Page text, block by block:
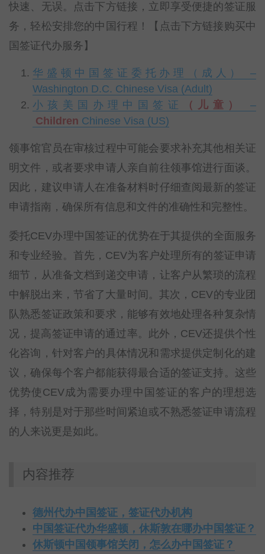
快速、无误。点击下方链接，立即享受便捷的签证服
务，轻松安排您的中国行程！【点击下方链接购买中
国签证代办服务】
华盛顿中国签证委托办理（成人） –
Washington D.C. Chinese Visa (Adult)
小孩美国办理中国签证
（儿童）
–
Children Chinese Visa (US)
领事馆官员在审核过程中可能会要求补充其他相关证
明文件，或者要求申请人亲自前往领事馆进行面谈。
因此，建议申请人在准备材料时仔细查阅最新的签证
申请指南，确保所有信息和文件的准确性和完整性。
委托CEV办理中国签证的优势在于其提供的全面服务
和专业经验。首先，CEV为客户处理所有的签证申请
细节，从准备文档到递交申请，让客户从繁琐的流程
中解脱出来，节省了大量时间。其次，CEV的专业团
队熟悉签证政策和要求，能够有效地处理各种复杂情
况，提高签证申请的通过率。此外，CEV还提供个性
化咨询，针对客户的具体情况和需求提供定制化的建
议，确保每个客户都能获得最合适的签证支持。这些
优势使CEV成为需要办理中国签证的客户的理想选
择，特别是对于那些时间紧迫或不熟悉签证申请流程
的人来说更是如此。
内容推荐
德州代办中国签证，签证代办机构
中国签证代办华盛顿，休斯敦在哪办中国签证？
休斯顿中国领事馆关闭，怎么办中国签证？